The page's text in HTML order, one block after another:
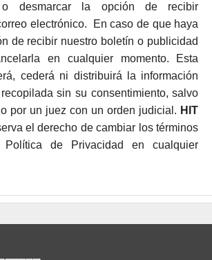
o desmarcar la opción de recibir
electrónico. En caso de que haya
de recibir nuestro boletín o publicidad
en cualquier momento. Esta
cederá ni distribuirá la información
sin su consentimiento, salvo
por un juez con un orden judicial. HIT
el derecho de cambiar los términos
de Privacidad en cualquier